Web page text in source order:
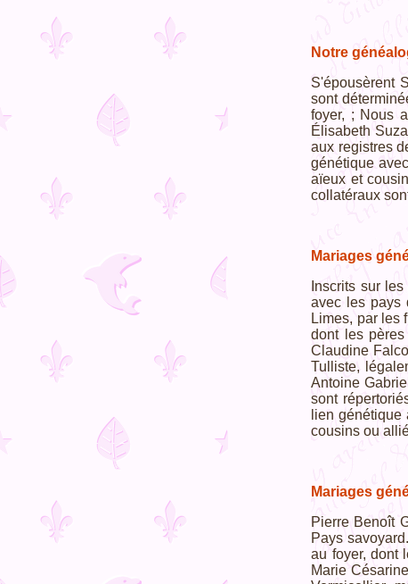
Notre
S'épousèrent
sont
foyer, ; Nous
Élisabeth
aux registres
génétique
aïeux et
collatéraux
Mariages
Inscrits sur
avec les pays
Limes, par les
dont les
Claudine
Tulliste,
Antoine
sont
lien
cousins ou
Mariages
Pierre Benoît
Pays
au foyer, dont
Marie